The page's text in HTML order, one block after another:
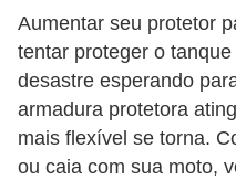
Aumentar seu protetor
tentar proteger o
desastre esperando
armadura protetora
mais flexível se torna.
ou caia com sua moto,
u
l
o
s
M